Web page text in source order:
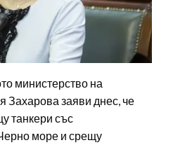
министерство на
Захарова заяви днес, че
танкери със
море и срещу